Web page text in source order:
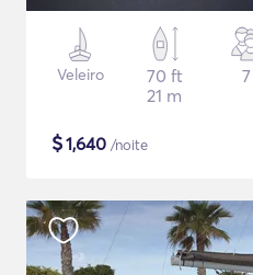
Veleiro
70 ft
21 m
7
$1,640 /noite